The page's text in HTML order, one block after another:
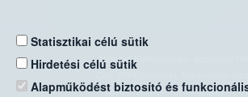
Statisztikai célú sütik
Hirdetési célú sütik
Alapműködést biztosító és
Nemzeti Élelmiszerlánc-biztonsági
Levelezési cím: 1525 Budapest. Pf.